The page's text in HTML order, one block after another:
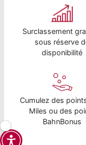
Surclassement
sous réserve
disponibilité
Cumulez des
Miles ou des
BahnBonus